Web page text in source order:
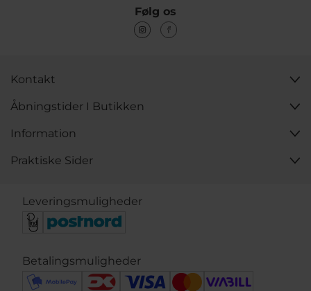
Følg os
Kontakt
Åbningstider I Butikken
Information
Praktiske Sider
Leveringsmuligheder
Betalingsmuligheder